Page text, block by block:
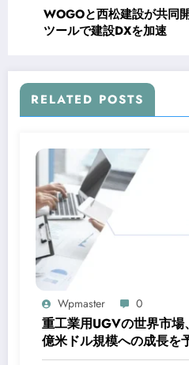
WOGOと西松建設が共同
ツールで建設DXを加速
RELATED POSTS
Wpmaster 0
重工業用UGVの世界市
億米ドル規模への成長を